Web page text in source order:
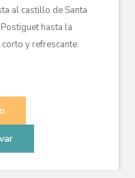
al castillo de Santa
hasta la
y refrescante.